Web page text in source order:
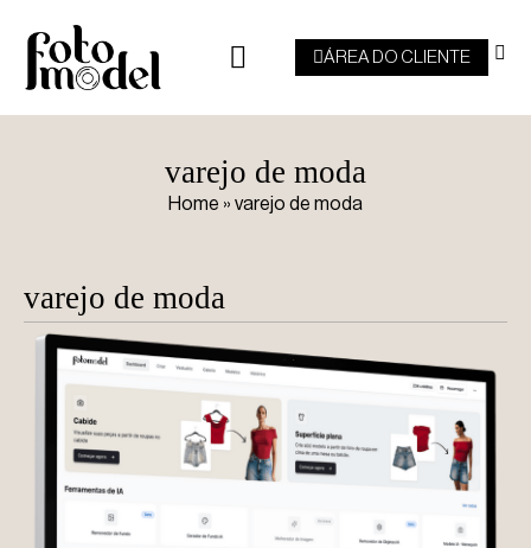
ÁREA DO CLIENTE
varejo de moda
Home » varejo de moda
varejo de moda